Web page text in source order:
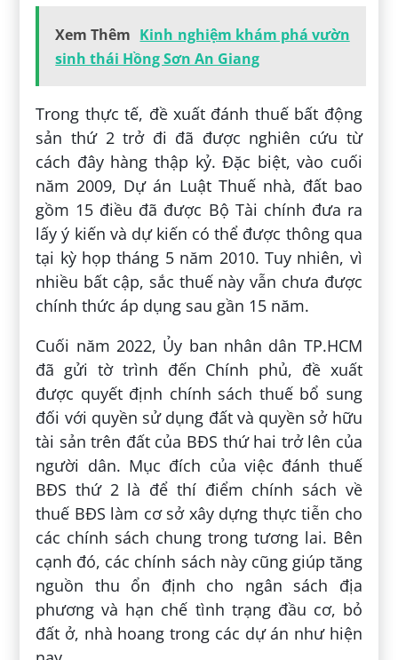
Xem Thêm Kinh nghiệm khám phá vườn
sinh thái Hồng Sơn An Giang
Trong thực tế, đề xuất đánh thuế bất động
sản thứ 2 trở đi đã được nghiên cứu từ
cách đây hàng thập kỷ. Đặc biệt, vào cuối
năm 2009, Dự án Luật Thuế nhà, đất bao
gồm 15 điều đã được Bộ Tài chính đưa ra
lấy ý kiến và dự kiến có thể được thông qua
tại kỳ họp tháng 5 năm 2010. Tuy nhiên, vì
nhiều bất cập, sắc thuế này vẫn chưa được
chính thức áp dụng sau gần 15 năm.
Cuối năm 2022, Ủy ban nhân dân TP.HCM
đã gửi tờ trình đến Chính phủ, đề xuất
được quyết định chính sách thuế bổ sung
đối với quyền sử dụng đất và quyền sở hữu
tài sản trên đất của BĐS thứ hai trở lên của
người dân. Mục đích của việc đánh thuế
BĐS thứ 2 là để thí điểm chính sách về
thuế BĐS làm cơ sở xây dựng thực tiễn cho
các chính sách chung trong tương lai. Bên
cạnh đó, các chính sách này cũng giúp tăng
nguồn thu ổn định cho ngân sách địa
phương và hạn chế tình trạng đầu cơ, bỏ
đất ở, nhà hoang trong các dự án như hiện